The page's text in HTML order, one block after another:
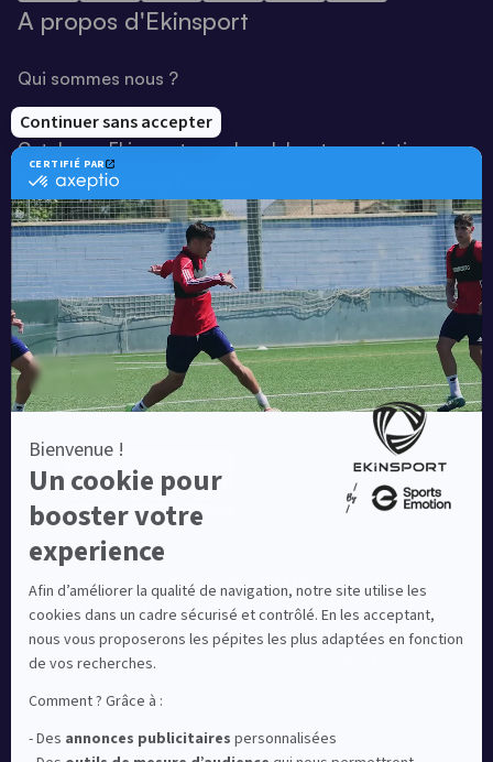
A propos d'Ekinsport
Qui sommes nous ?
Notre savoir-faire
Catalogue Ekinsport pour les clubs et associations
Catalogue running Ekinsport
Blog
Une société de :
Equipementier sportif leader en France depuis plus de
10 ans, Ekinsport a été distingué par la rédaction de
Capital dans son classement des « Meilleurs sites de
commerce en ligne 2024 », catégorie Sportswear.
En savoir plus